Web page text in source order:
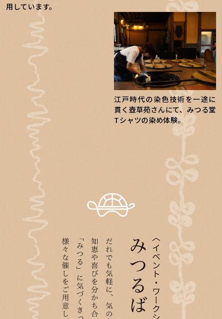
用しています。
江戸時代の染色技術を一途に
貫く壺草苑さんにて、みつる堂
Tシャツの染め体験。